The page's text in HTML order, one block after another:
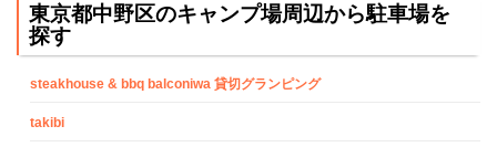
東京都中野区のキャンプ場周辺から駐車場を
探す
steakhouse & bbq balconiwa 貸切グランピング
takibi